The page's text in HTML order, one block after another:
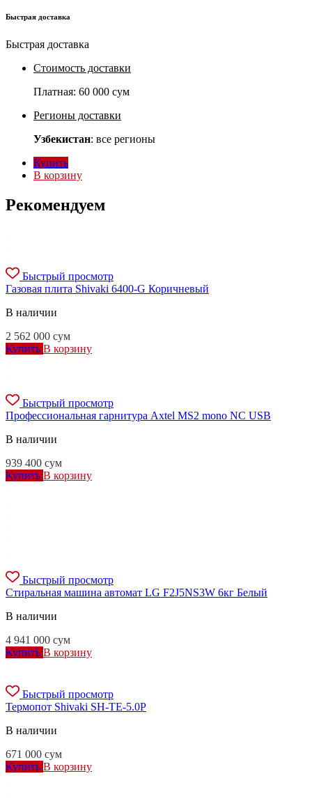
Быстрая доставка
Быстрая доставка
Стоимость доставки
Платная: 60 000 сум
Регионы доставки
Узбекистан: все регионы
Купить
В корзину
Рекомендуем
Быстрый просмотр
Газовая плита Shivaki 6400-G Коричневый
В наличии
2 562 000 сум
Купить В корзину
Быстрый просмотр
Профессиональная гарнитура Axtel MS2 mono NC USB
В наличии
939 400 сум
Купить В корзину
Быстрый просмотр
Стиральная машина автомат LG F2J5NS3W 6кг Белый
В наличии
4 941 000 сум
Купить В корзину
Быстрый просмотр
Термопот Shivaki SH-TE-5.0P
В наличии
671 000 сум
Купить В корзину